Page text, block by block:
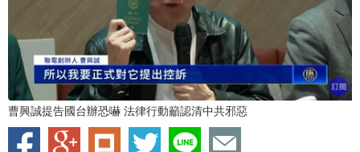
曹興誠提告國台辦恐嚇 法律行動籲認清中共邪惡